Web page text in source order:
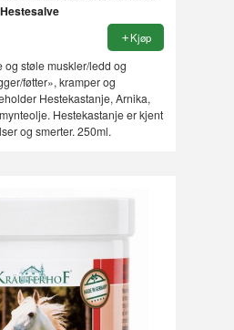
Hestesalve
Kjøp
og støle muskler/ledd og
føtter», kramper og
Hestekastanje, Arnika,
Hestekastanje er kjent
og smerter. 250ml.